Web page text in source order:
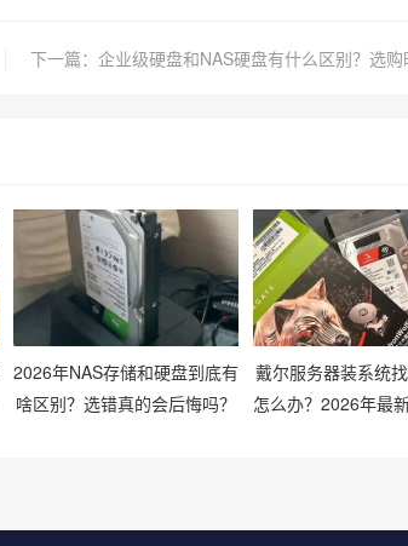
2026年NAS存储和硬盘到底有
啥区别？选错真的会后悔吗？
戴尔服务器装系统
怎么办？2026年最